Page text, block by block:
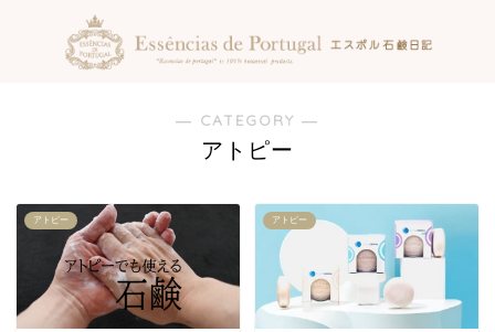
― CATEGORY ―
アトピー
アトピー アトピー